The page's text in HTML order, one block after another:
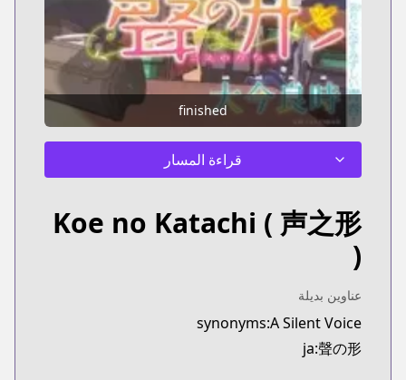
finished
قراءة المسار
Koe no Katachi ( 声之形
)
عناوين بديلة
synonyms:A Silent Voice
ja:聲の形